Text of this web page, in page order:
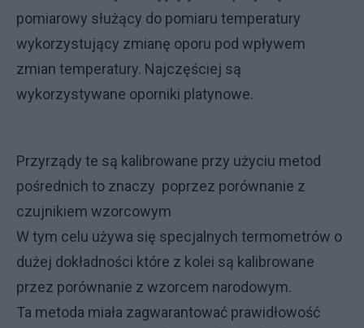
pomiarowy służący do pomiaru temperatury
wykorzystujący zmianę oporu pod wpływem
zmian temperatury. Najczęściej są
wykorzystywane oporniki platynowe.
Przyrządy te są kalibrowane przy użyciu metod
pośrednich to znaczy poprzez porównanie z
czujnikiem wzorcowym
W tym celu używa się specjalnych termometrów o
dużej dokładności które z kolei są kalibrowane
przez porównanie z wzorcem narodowym.
Ta metoda miała zagwarantować prawidłowość